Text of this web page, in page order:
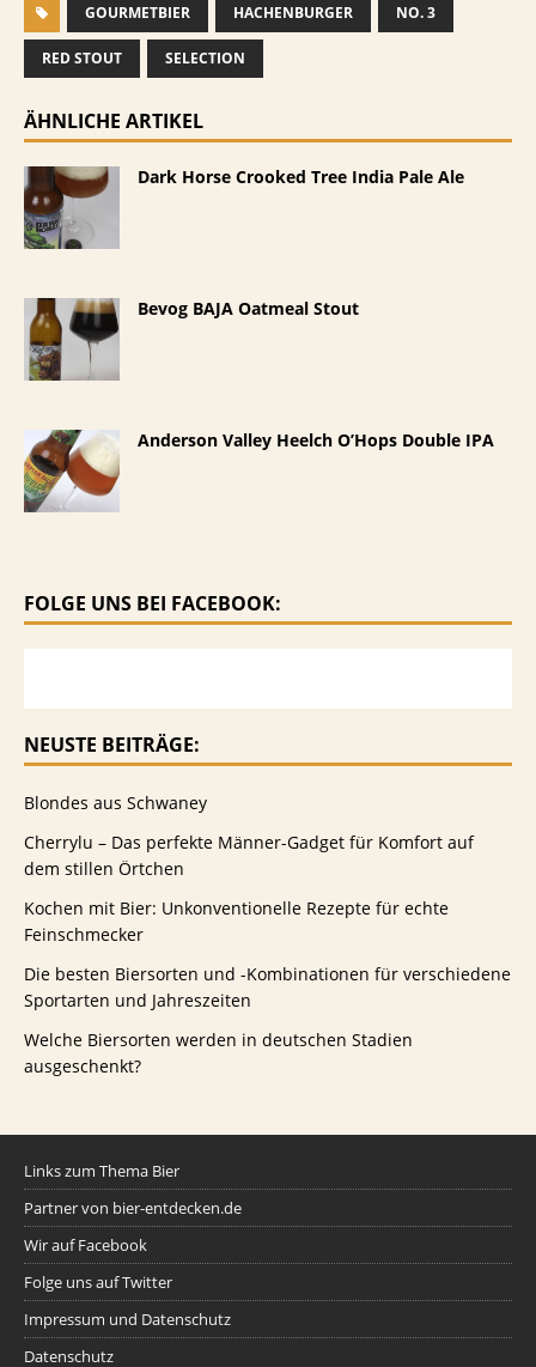
GOURMETBIER HACHENBURGER NO. 3
RED STOUT SELECTION
ÄHNLICHE ARTIKEL
Dark Horse Crooked Tree India Pale Ale
Bevog BAJA Oatmeal Stout
Anderson Valley Heelch O’Hops Double IPA
FOLGE UNS BEI FACEBOOK:
NEUSTE BEITRÄGE:
Blondes aus Schwaney
Cherrylu – Das perfekte Männer-Gadget für Komfort auf
dem stillen Örtchen
Kochen mit Bier: Unkonventionelle Rezepte für echte
Feinschmecker
Die besten Biersorten und -Kombinationen für verschiedene
Sportarten und Jahreszeiten
Welche Biersorten werden in deutschen Stadien
ausgeschenkt?
Links zum Thema Bier
Partner von bier-entdecken.de
Wir auf Facebook
Folge uns auf Twitter
Impressum und Datenschutz
Datenschutz